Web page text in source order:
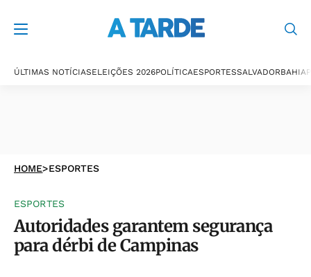
ÚLTIMAS NOTÍCIASELEIÇÕES 2026POLÍTICAESPORTESSALVADORBAHIA
HOME>ESPORTES
ESPORTES
Autoridades garantem segurança
para dérbi de Campinas